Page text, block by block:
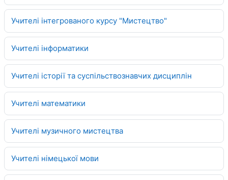
Учителі інтегрованого курсу "Мистецтво"
Учителі інформатики
Учителі історії та суспільствознавчих дисциплін
Учителі математики
Учителі музичного мистецтва
Учителі німецької мови